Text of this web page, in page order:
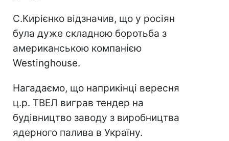
С.Кирієнко відзначив, що у росіян
була дуже складною боротьба з
американською компанією
Westinghouse.
Нагадаємо, що наприкінці вересня
ц.р. ТВЕЛ виграв тендер на
будівництво заводу з виробництва
ядерного палива в Україну.